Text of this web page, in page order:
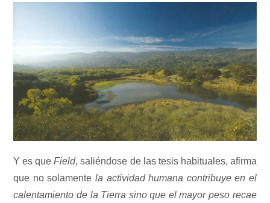
Y es queField, saliéndose de las tesis habituales, afirma
que no solamente la actividad humana contribuye en el
calentamiento de la Tierra sino que el mayor peso recae